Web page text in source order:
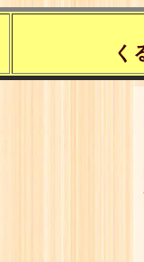
く